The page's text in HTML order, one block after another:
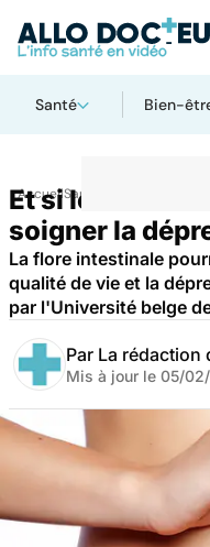
Santé Bien-
AccueilSanté
Et si le
soigner la
La flore intestinale
qualité de vie et la
par l'Université belge
Par La rédaction
Mis à jour le 05/